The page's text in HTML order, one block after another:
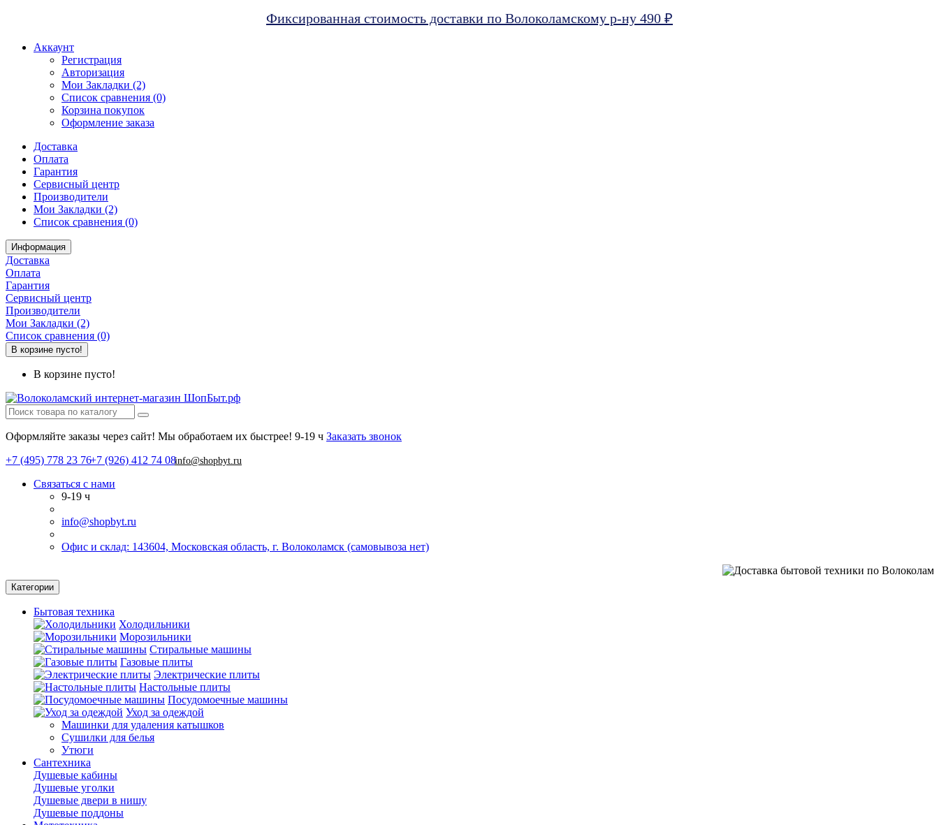
Фиксированная стоимость доставки по Волоколамскому р-ну 490 ₽
Аккаунт
Регистрация
Авторизация
Мои Закладки (2)
Список сравнения (0)
Корзина покупок
Оформление заказа
Доставка
Оплата
Гарантия
Сервисный центр
Производители
Мои Закладки (2)
Список сравнения (0)
Информация
Доставка
Оплата
Гарантия
Сервисный центр
Производители
Мои Закладки (2)
Список сравнения (0)
В корзине пусто!
В корзине пусто!
Оформляйте заказы через сайт! Мы обработаем их быстрее! 9-19 ч Заказать звонок
+7 (495) 778 23 76+7 (926) 412 74 08info@shopbyt.ru
Связаться с нами
9-19 ч
info@shopbyt.ru
Офис и склад: 143604, Московская область, г. Волоколамск (самовывоза нет)
Категории
Бытовая техника
Холодильники
Морозильники
Стиральные машины
Газовые плиты
Электрические плиты
Настольные плиты
Посудомоечные машины
Уход за одеждой
Машинки для удаления катышков
Сушилки для белья
Утюги
Сантехника
Душевые кабины
Душевые уголки
Душевые двери в нишу
Душевые поддоны